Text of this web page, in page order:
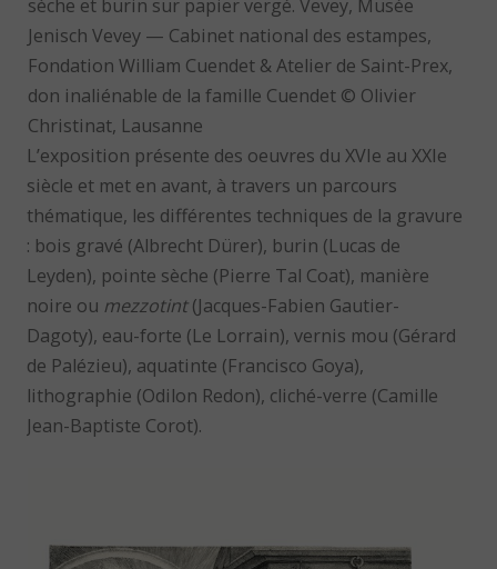
sèche et burin sur papier vergé. Vevey, Musée
Jenisch Vevey — Cabinet national des estampes,
Fondation William Cuendet & Atelier de Saint-Prex,
don inaliénable de la famille Cuendet © Olivier
Christinat, Lausanne
L’exposition présente des oeuvres du XVIe au XXIe
siècle et met en avant, à travers un parcours
thématique, les différentes techniques de la gravure
: bois gravé (Albrecht Dürer), burin (Lucas de
Leyden), pointe sèche (Pierre Tal Coat), manière
noire ou mezzotint(Jacques-Fabien Gautier-
Dagoty), eau-forte (Le Lorrain), vernis mou (Gérard
de Palézieu), aquatinte (Francisco Goya),
lithographie (Odilon Redon), cliché-verre (Camille
Jean-Baptiste Corot).